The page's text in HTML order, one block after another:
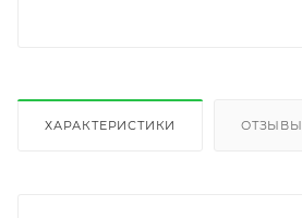
ХАРАКТЕРИСТИКИ ОТЗЫВЫ